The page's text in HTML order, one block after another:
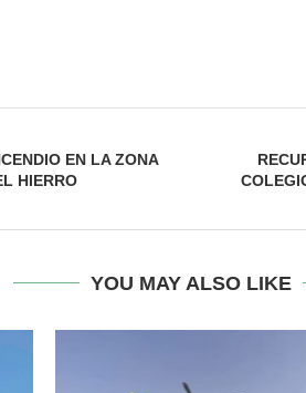
EN LA ZONA
HIERRO
YOU MAY ALSO LIKE